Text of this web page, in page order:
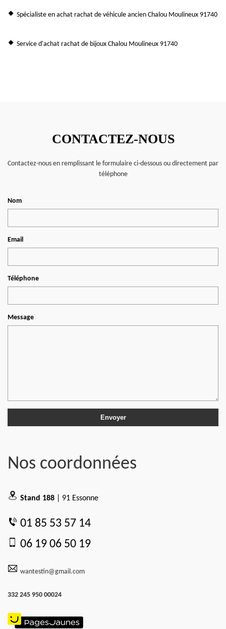
Spécialiste en achat rachat de véhicule ancien Chalou Moulineux 91740
Service d'achat rachat de bijoux Chalou Moulineux 91740
CONTACTEZ-NOUS
Contactez-nous en remplissant le formulaire ci-dessous ou directement par
téléphone
Nom
Email
Téléphone
Message
Nos coordonnées
Stand 188 | 91 Essonne
01 85 53 57 14
06 19 06 50 19
wantestin@gmail.com
332 245 950 00024